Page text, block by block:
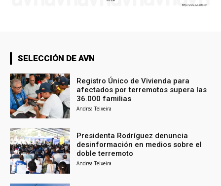
SELECCIÓN DE AVN
Registro Único de Vivienda para
afectados por terremotos supera las
36.000 familias
Andrea Teixeira
Presidenta Rodríguez denuncia
desinformación en medios sobre el
doble terremoto
Andrea Teixeira